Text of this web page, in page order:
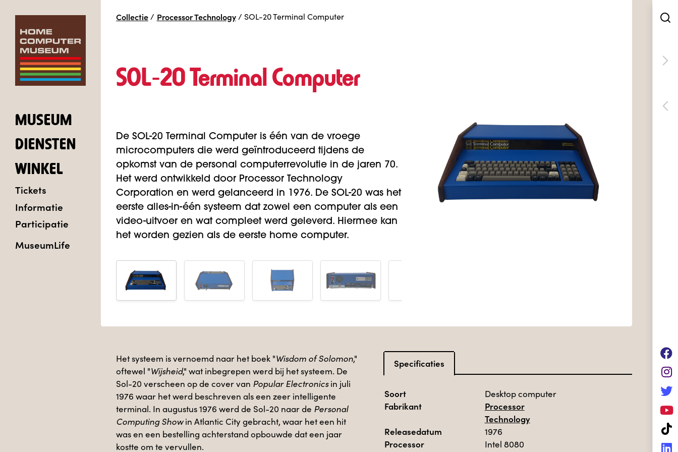
MUSEUM
DIENSTEN
WINKEL
Tickets
Informatie
Participatie
MuseumLife
Collectie / Processor Technology / SOL-20 Terminal Computer
SOL‑20 Terminal Computer
De SOL-20 Terminal Computer is één van de vroege
microcomputers die werd geïntroduceerd tijdens de
opkomst van de personal computerrevolutie in de jaren 70.
Het werd ontwikkeld door Processor Technology
Corporation en werd gelanceerd in 1976. De SOL-20 was het
eerste alles-in-één systeem dat zowel een computer als een
video-uitvoer en wat compleet werd geleverd. Hiermee kan
het worden gezien als de eerste home computer.
Het systeem is vernoemd naar het boek "Wisdom of Solomon,"
oftewel "Wijsheid," wat inbegrepen werd bij het systeem. De
Sol-20 verscheen op de cover van Popular Electronicsin juli
1976 waar het werd beschreven als een zeer intelligente
terminal. In augustus 1976 werd de Sol-20 naar de Personal
Computing Showin Atlantic City gebracht, waar het een hit
was en een bestelling achterstand opbouwde dat een jaar
kostte om te vervullen.
Specificaties
Soort Desktop computer
Fabrikant
Processor
Technology
Releasedatum
1976
Processor Intel 8080